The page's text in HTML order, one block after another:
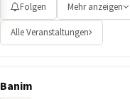
Folgen Mehr anzeigen
Alle Veranstaltungen
Banim